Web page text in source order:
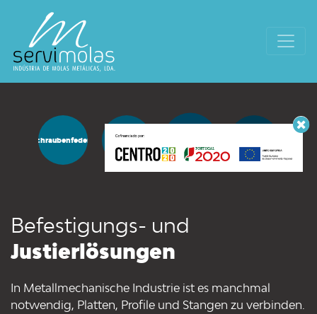
Schraubenfedern Biegefedern
Justierlösungen
Befestigungs- und
Justierlösungen
In Metallmechanische Industrie ist es manchmal
notwendig, Platten, Profile und Stangen zu verbinden.